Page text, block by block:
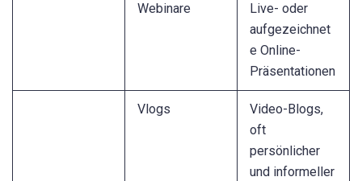
Webinare
Live- oder
aufgezeichnet
e Online-
Präsentationen
Vlogs
Video-Blogs,
oft
persönlicher
und informeller